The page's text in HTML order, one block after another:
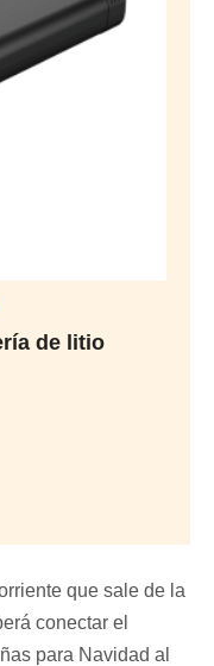
de litio
que sale de la
conectar el
para Navidad al